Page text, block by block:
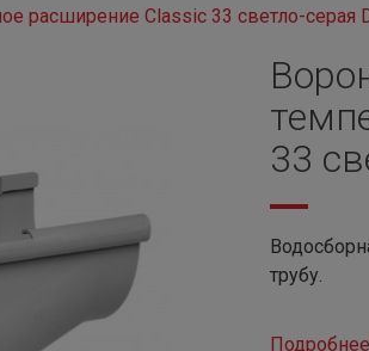
расширение Classic 33 светло-серая
33
трубу.
Подробнее